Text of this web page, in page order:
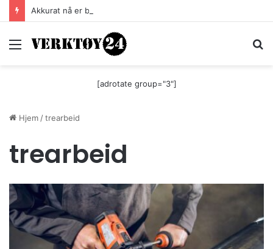
Akkurat nå er batteri-bordsaga til Festool billigere
Meny
[adrotate group="3"]
Hjem /trearbeid
trearbeid